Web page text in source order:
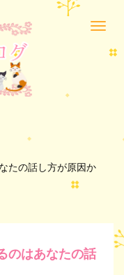
たの話し方が原因か
のはあなたの話